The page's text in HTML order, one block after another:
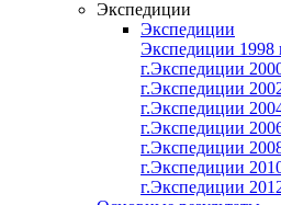
Экспедиции
Экспедиции
Экспедиции 1998
г.Экспедиции
г.Экспедиции
г.Экспедиции
г.Экспедиции
г.Экспедиции
г.Экспедиции
г.Экспедиции